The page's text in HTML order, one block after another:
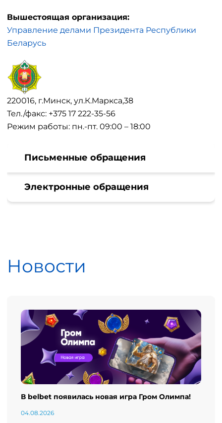
Вышестоящая организация:
Управление делами Президента Республики
Беларусь
220016, г.Минск, ул.К.Маркса,38
Тел./факс: +375 17 222-35-56
Режим работы: пн.-пт. 09:00 – 18:00
Письменные обращения
Электронные обращения
Новости
В belbet появилась новая игра Гром Олимпа!
04.08.2026